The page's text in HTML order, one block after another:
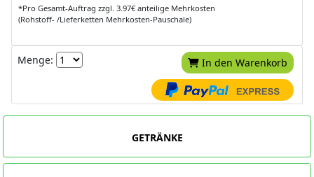
*Pro Gesamt-Auftrag zzgl. 3.97€ anteilige Mehrkosten
(Rohstoff- /Lieferketten Mehrkosten-Pauschale)
Menge: In den Warenkorb
GETRÄNKE